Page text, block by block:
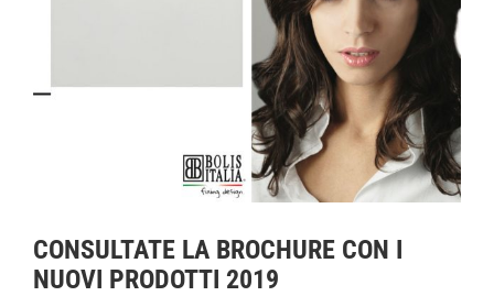
CONSULTATE LA BROCHURE CON I
NUOVI PRODOTTI 2019